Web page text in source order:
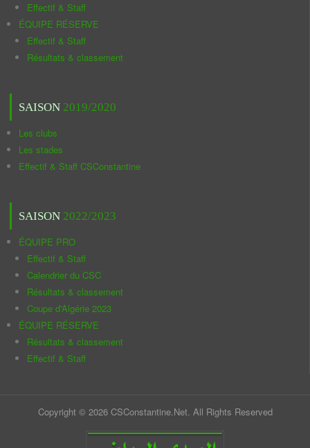
Effectif & Staff
ÉQUIPE RÉSERVE
Effectif & Staff
Résultats & classement
SAISON 2019/2020
Les clubs
Les stades
Effectif & Staff CSConstantine
SAISON 2022/2023
ÉQUIPE PRO
Effectif & Staff
Calendrier du CSC
Résultats & classement
Coupe d'Algérie 2023
ÉQUIPE RÉSERVE
Résultats & classement
Effectif & Staff
Copyright © 2026 CSConstantine.Net. All Rights Reserved